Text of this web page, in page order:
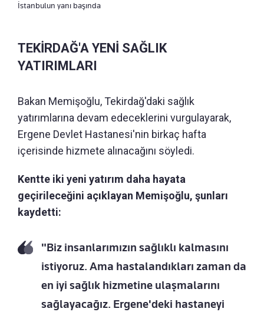
İstanbulun yanı başında
TEKİRDAĞ'A YENİ SAĞLIK
YATIRIMLARI
Bakan Memişoğlu, Tekirdağ'daki sağlık
yatırımlarına devam edeceklerini vurgulayarak,
Ergene Devlet Hastanesi'nin birkaç hafta
içerisinde hizmete alınacağını söyledi.
Kentte iki yeni yatırım daha hayata
geçirileceğini açıklayan Memişoğlu, şunları
kaydetti:
"Biz insanlarımızın sağlıklı kalmasını
istiyoruz. Ama hastalandıkları zaman da
en iyi sağlık hizmetine ulaşmalarını
sağlayacağız. Ergene'deki hastaneyi